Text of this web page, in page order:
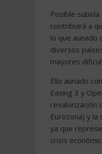
Posible
contribuirá a
lo que aunado
diversos
mayores
Ello aunado
Easing 3 y
revalorización
Eurozona) y
ya que
crisis